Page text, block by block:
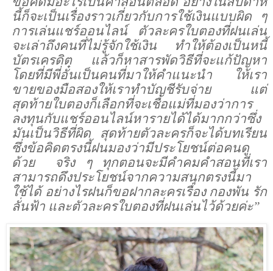
นี้ก็จะเป็นเรื่องราวเกี่ยวกับการใช้เงินแบบผิด ๆ
การเล่นแชร์ออนไลน์ ตัวละครใบตองที่ฝนเล่น
จะเล่าถึงคนที่ไม่รู้จักใช้เงิน ทำให้ต้องเป็นหนี้
บัตรเครดิต แล้วก็หาสารพัดวิธีที่จะแก้ปัญหา
โดยที่มีพี่อั๋นเป็นคนที่มาให้คำแนะนำ ให้เรา
ขายของมือสองให้เราทำบัญชีรับจ่าย แต่
สุดท้ายใบตองก็เลือกที่จะเชื่อแม่ที่มองว่าการ
ลงทุนกับแชร์ออนไลน์หารายได้ได้มากกว่าซึ่ง
มันเป็นวิธีที่ผิด สุดท้ายตัวละครก็จะได้บทเรียน
ซึ่งข้อคิดตรงนี้ฝนมองว่ามีประโยชน์ต่อคนดู
ด้วย
จริง ๆ ทุกตอนจะมีคำคมคำสอนที่เรา
สามารถดึงประโยชน์จากความสนุกตรงนี้มา
ใช้ได้ อย่างไรฝนก็ขอฝากละครเรื่อง กองพัน รัก
ลั่นฟ้า และตัวละครใบตองที่ฝนเล่นไว้ด้วยค่ะ”